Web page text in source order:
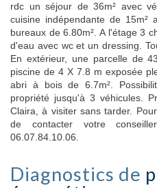
rdc un séjour de 36m² avec
cuisine indépendante de
bureaux de 6.80m². A l'étage 3
d'eau avec wc et un dressing.
En extérieur, une parcelle de
piscine de 4 X 7.8 m exposée
abri à bois de 6.7m².
propriété jusqu'à 3 véhicules.
Claira, à visiter sans tarder.
de contacter votre
06.07.84.10.06.
Diagnostics de